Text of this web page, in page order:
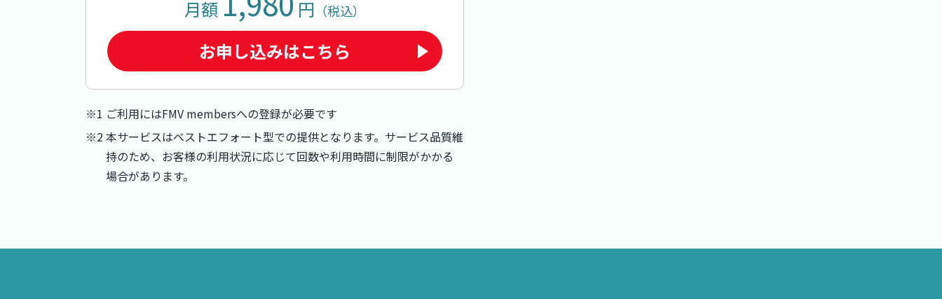
月額 円 （税込）
お申し込みはこちら
※1 ご利用にはFMV membersへの登録が必要です
※2 本サービスはベストエフォート型での提供となります。サービス品質維
持のため、お客様の利用状況に応じて回数や利用時間に制限がかかる
場合があります。